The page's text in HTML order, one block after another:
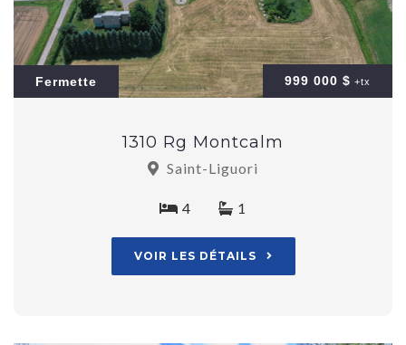
Fermette 999 000 $ +tx
1310 Rg Montcalm
Saint-Liguori
4 1
VOIR LES DÉTAILS